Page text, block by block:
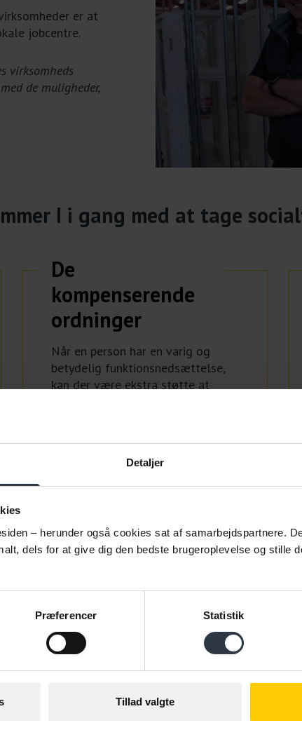
Detaljer
– herunder også cookies sat af samarbejdspartnere.
dels for at give dig den bedste brugeroplevelse og stille
Præferencer Statistik
Tillad valgte
er at
jobcentre.
virksomheds
de muligheder,
I i gang med at tage
De
kompenserende
ordninger
Når en person har en varig og
betydelig funktionsnedsættelse,
kan der være ekstra støtte at
Om kompenserende ordninger